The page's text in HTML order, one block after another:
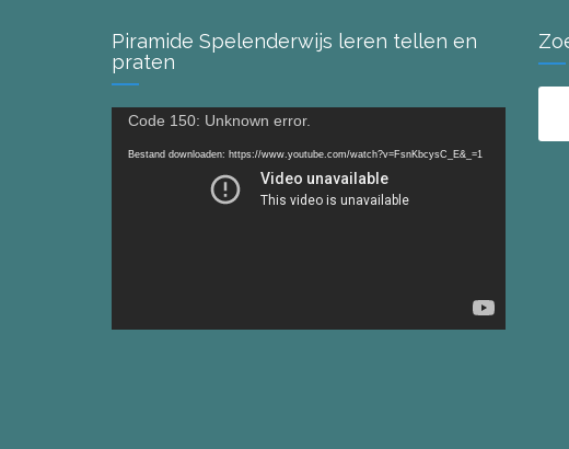
Piramide Spelenderwijs leren tellen en
praten
Videospeler
Code 150: Unknown error.
Bestand downloaden: https://www.youtube.com/watch?v=FsnKbcysC_E&_=1